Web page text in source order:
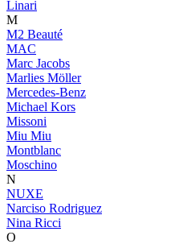
Linari
M
M2 Beauté
MAC
Marc Jacobs
Marlies Möller
Mercedes-Benz
Michael Kors
Missoni
Miu Miu
Montblanc
Moschino
N
NUXE
Narciso Rodriguez
Nina Ricci
O